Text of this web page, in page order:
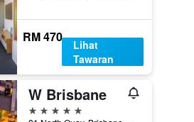
RM 470
Lihat
Tawaran
W Brisbane
5 bintang